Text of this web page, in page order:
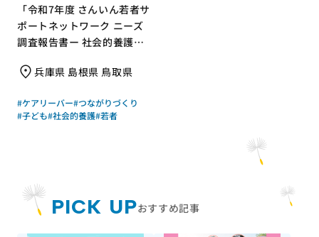
PICK UPおすすめ記事
「令和7年度 さんいん若者サ
ポートネットワーク ニーズ
調査報告書ー 社会的養護の
｜さんいん若者サポートネッ
ワーカーズコープ・センター
事業団）｜成果物レポート
兵庫県 島根県 鳥取県
#ケアリーバー#つながりづくり
#子ども#社会的養護#若者